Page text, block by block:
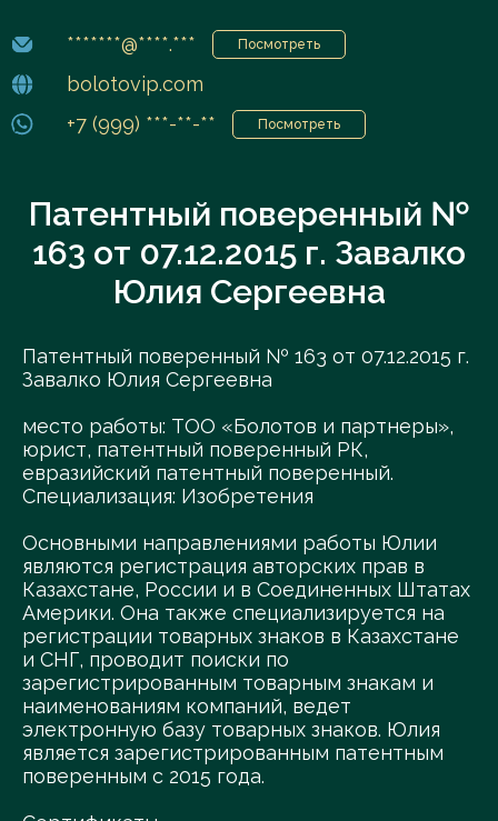
*******@****.*** Посмотреть
bolotovip.com
+7 (999) ***-**-**
Посмотреть
Патентный поверенный №
163 от 07.12.2015 г. Завалко
Юлия Сергеевна
Патентный поверенный № 163 от 07.12.2015 г.
Завалко Юлия Сергеевна
место работы: ТОО «Болотов и партнеры»,
юрист, патентный поверенный РК,
евразийский патентный поверенный.
Специализация: Изобретения
Основными направлениями работы Юлии
являются регистрация авторских прав в
Казахстане, России и в Соединенных Штатах
Америки. Она также специализируется на
регистрации товарных знаков в Казахстане
и СНГ, проводит поиски по
зарегистрированным товарным знакам и
наименованиям компаний, ведет
электронную базу товарных знаков. Юлия
является зарегистрированным патентным
поверенным с 2015 года.